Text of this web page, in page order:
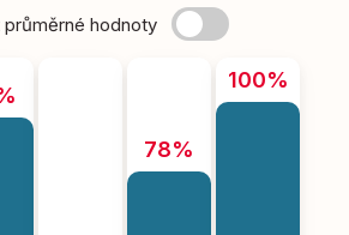
průměrné hodnoty
78%
100%